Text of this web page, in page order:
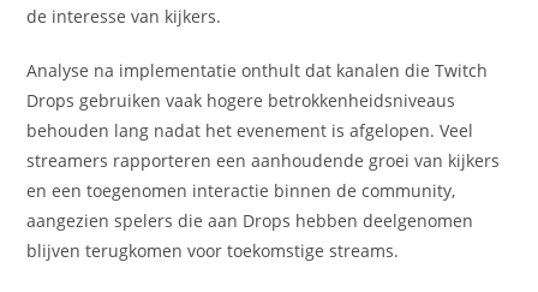
de interesse van kijkers.
Analyse na implementatie onthult dat kanalen die Twitch
Drops gebruiken vaak hogere betrokkenheidsniveaus
behouden lang nadat het evenement is afgelopen. Veel
streamers rapporteren een aanhoudende groei van kijkers
en een toegenomen interactie binnen de community,
aangezien spelers die aan Drops hebben deelgenomen
blijven terugkomen voor toekomstige streams.